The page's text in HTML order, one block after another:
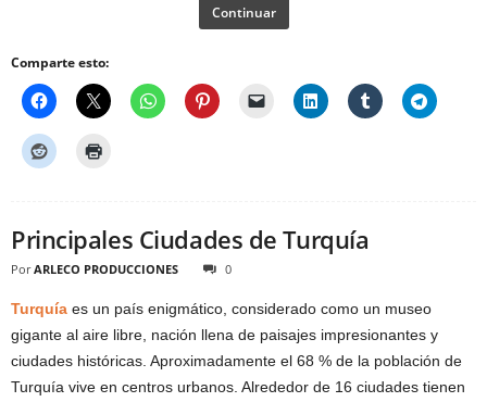
Continuar
Comparte esto:
Principales Ciudades de Turquía
Por ARLECO PRODUCCIONES 0
Turquía es un país enigmático, considerado como un museo
gigante al aire libre, nación llena de paisajes impresionantes y
ciudades históricas. Aproximadamente el 68 % de la población de
Turquía vive en centros urbanos. Alrededor de 16 ciudades tienen